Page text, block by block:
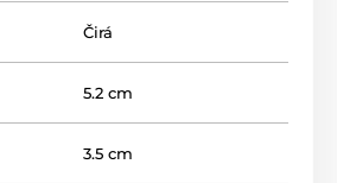
Čirá
5.2 cm
3.5 cm